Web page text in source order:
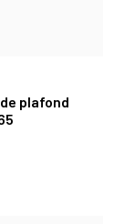
plafond